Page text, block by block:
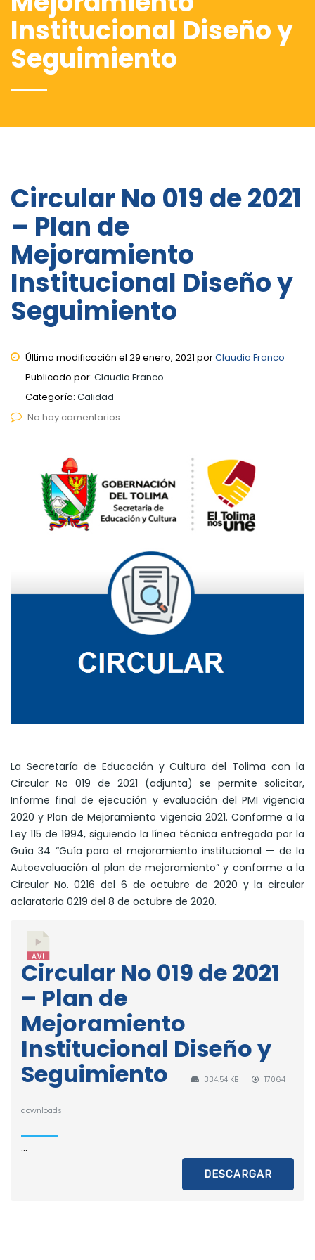
Institucional Diseño y
Seguimiento
Circular No 019 de 2021
– Plan de
Mejoramiento
Institucional Diseño y
Seguimiento
Última modificación el 29 enero, 2021 porClaudia Franco
Publicado por: Claudia Franco
Categoría: Calidad
No hay comentarios
La Secretaría de Educación y Cultura del Tolima con la
Circular No 019 de 2021 (adjunta) se permite solicitar,
Informe final de ejecución y evaluación del PMI vigencia
2020 y Plan de Mejoramiento vigencia 2021. Conforme a la
Ley 115 de 1994, siguiendo la línea técnica entregada por la
Guía 34 “Guía para el mejoramiento institucional — de la
Autoevaluación al plan de mejoramiento” y conforme a la
Circular No. 0216 del 6 de octubre de 2020 y la circular
aclaratoria 0219 del 8 de octubre de 2020.
Circular No 019 de 2021
– Plan de
Mejoramiento
Institucional Diseño y
Seguimiento
334.54 KB 17064
downloads
...
DESCARGAR